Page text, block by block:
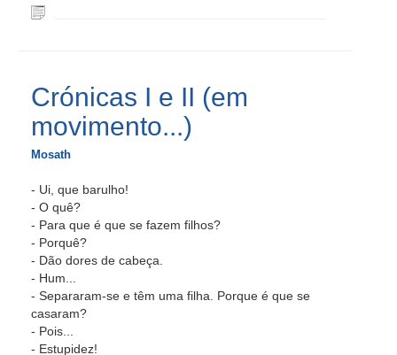
Crónicas I e II (em
movimento...)
Mosath
- Ui, que barulho!
- O quê?
- Para que é que se fazem filhos?
- Porquê?
- Dão dores de cabeça.
- Hum...
- Separaram-se e têm uma filha. Porque é que se
casaram?
- Pois...
- Estupidez!